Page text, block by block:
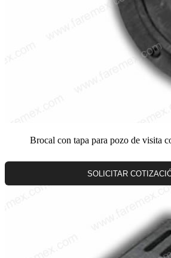
Brocal con tapa para pozo de visita